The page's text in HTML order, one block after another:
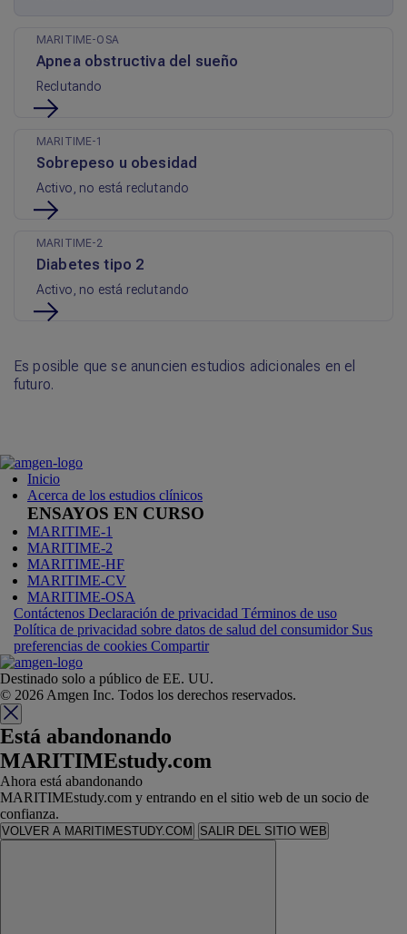
MARITIME-OSA
Apnea obstructiva del sueño
Reclutando
MARITIME-1
Sobrepeso u obesidad
Activo, no está reclutando
MARITIME-2
Diabetes tipo 2
Activo, no está reclutando
Es posible que se anuncien estudios adicionales en el
futuro.
Inicio
Acerca de los estudios clínicos
ENSAYOS EN CURSO
MARITIME-1
MARITIME-2
MARITIME-HF
MARITIME-CV
MARITIME-OSA
Contáctenos Declaración de privacidad Términos de uso
Política de privacidad sobre datos de salud del consumidor Sus
preferencias de cookies Compartir
Destinado solo a público de EE. UU.
© 2026 Amgen Inc. Todos los derechos reservados.
Está abandonando
MARITIMEstudy.com
Ahora está abandonando
MARITIMEstudy.com y entrando en el sitio web de un socio de
confianza.
VOLVER A MARITIMESTUDY.COM SALIR DEL SITIO WEB